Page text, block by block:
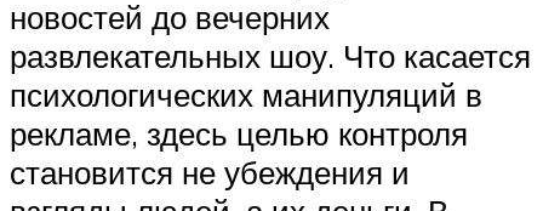
новостей до вечерних
развлекательных шоу. Что касается
психологических манипуляций в
рекламе, здесь целью контроля
становится не убеждения и